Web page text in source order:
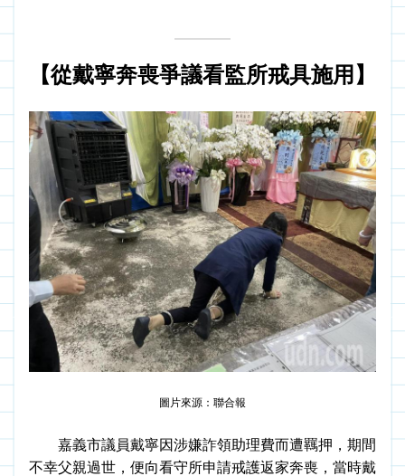
【從戴寧奔喪爭議看監所戒具施用】
圖片來源：聯合報
嘉義市議員戴寧因涉嫌詐領助理費而遭羈押，期間
不幸父親過世，便向看守所申請戒護返家奔喪，當時戴